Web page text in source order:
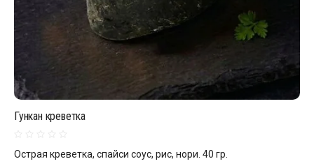
Гункан креветка
Острая креветка, спайси соус, рис, нори. 40 гр.